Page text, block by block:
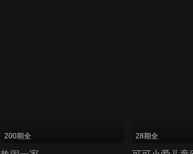
200期全 28期全